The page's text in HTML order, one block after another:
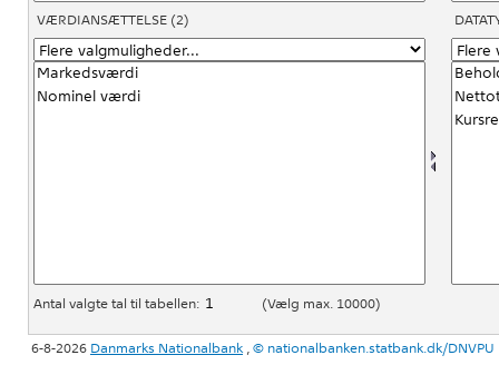
VÆRDIANSÆTTELSE (2)
Antal valgte tal til tabellen: (Vælg max. 10000)
6-8-2026 Danmarks Nationalbank,© nationalbanken.statbank.dk/DNVPU